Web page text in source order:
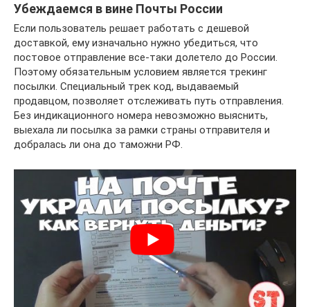
Убеждаемся в вине Почты России
Если пользователь решает работать с дешевой
доставкой, ему изначально нужно убедиться, что
постовое отправление все-таки долетело до России.
Поэтому обязательным условием является трекинг
посылки. Специальный трек код, выдаваемый
продавцом, позволяет отслеживать путь отправления.
Без индикационного номера невозможно выяснить,
выехала ли посылка за рамки страны отправителя и
добралась ли она до таможни РФ.